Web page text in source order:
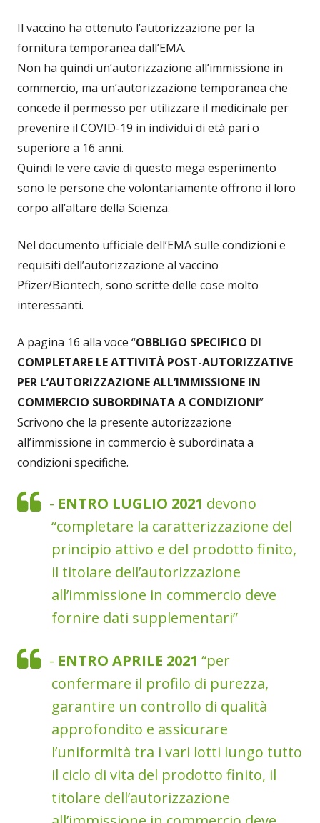
Il vaccino ha ottenuto l’autorizzazione per la
fornitura temporanea dall’EMA.
Non ha quindi un’autorizzazione all’immissione in
commercio, ma un’autorizzazione temporanea che
concede il permesso per utilizzare il medicinale per
prevenire il COVID-19 in individui di età pari o
superiore a 16 anni.
Quindi le vere cavie di questo mega esperimento
sono le persone che volontariamente offrono il loro
corpo all’altare della Scienza.
Nel documento ufficiale dell’EMA sulle condizioni e
requisiti dell’autorizzazione al vaccino
Pfizer/Biontech, sono scritte delle cose molto
interessanti.
A pagina 16 alla voce “OBBLIGO SPECIFICO DI
COMPLETARE LE ATTIVITÀ POST-AUTORIZZATIVE
PER L’AUTORIZZAZIONE ALL’IMMISSIONE IN
COMMERCIO SUBORDINATA A CONDIZIONI”
Scrivono che la presente autorizzazione
all’immissione in commercio è subordinata a
condizioni specifiche.
- ENTRO LUGLIO 2021 devono
“completare la caratterizzazione del
principio attivo e del prodotto finito,
il titolare dell’autorizzazione
all’immissione in commercio deve
fornire dati supplementari”
- ENTRO APRILE 2021 “per
confermare il profilo di purezza,
garantire un controllo di qualità
approfondito e assicurare
l’uniformità tra i vari lotti lungo tutto
il ciclo di vita del prodotto finito, il
titolare dell’autorizzazione